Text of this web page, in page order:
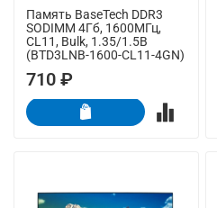
Память BaseTech DDR3
SODIMM 4Гб, 1600МГц,
CL11, Bulk, 1.35/1.5В
(BTD3LNB-1600-CL11-4GN)
710 ₽